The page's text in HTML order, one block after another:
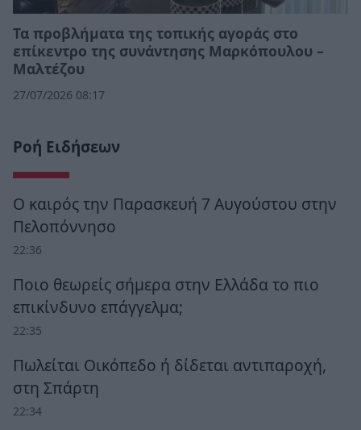
Τα προβλήματα της τοπικής αγοράς στο
επίκεντρο της συνάντησης Μαρκόπουλου –
Μαλτέζου
27/07/2026 08:17
Ροή Ειδήσεων
Ο καιρός την Παρασκευή 7 Αυγούστου στην
Πελοπόννησο
22:36
Ποιο θεωρείς σήμερα στην Ελλάδα το πιο
επικίνδυνο επάγγελμα;
22:35
Πωλείται Οικόπεδο ή δίδεται αντιπαροχή,
στη Σπάρτη
22:34